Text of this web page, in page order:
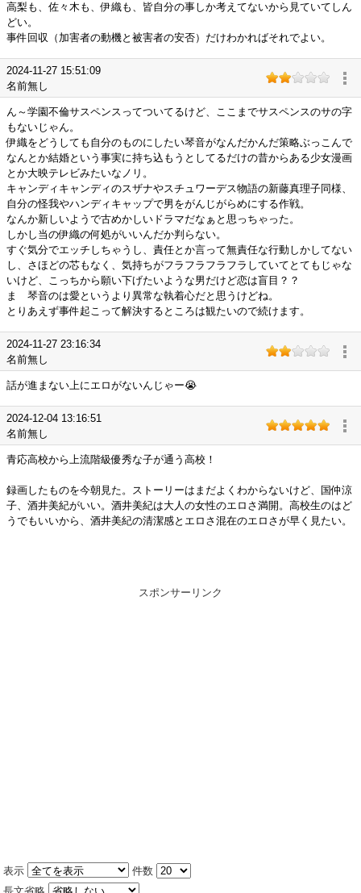
高梨も、佐々木も、伊織も、皆自分の事しか考えてないから見ていてしん
どい。
事件回収（加害者の動機と被害者の安否）だけわかればそれでよい。
2024-11-27 15:51:09
名前無し
ん～学園不倫サスペンスってついてるけど、ここまでサスペンスのサの字
もないじゃん。
伊織をどうしても自分のものにしたい琴音がなんだかんだ策略ぶっこんで
なんとか結婚という事実に持ち込もうとしてるだけの昔からある少女漫画
とか大映テレビみたいなノリ。
キャンディキャンディのスザナやスチュワーデス物語の新藤真理子同様、
自分の怪我やハンディキャップで男をがんじがらめにする作戦。
なんか新しいようで古めかしいドラマだなぁと思っちゃった。
しかし当の伊織の何処がいいんだか判らない。
すぐ気分でエッチしちゃうし、責任とか言って無責任な行動しかしてない
し、さほどの芯もなく、気持ちがフラフラフラフラしていてとてもじゃな
いけど、こっちから願い下げたいような男だけど恋は盲目？？
ま 琴音のは愛というより異常な執着心だと思うけどね。
とりあえず事件起こって解決するところは観たいので続けます。
2024-11-27 23:16:34
名前無し
話が進まない上にエロがないんじゃー😭
2024-12-04 13:16:51
名前無し
青応高校から上流階級優秀な子が通う高校！
録画したものを今朝見た。ストーリーはまだよくわからないけど、国仲涼
子、酒井美紀がいい。酒井美紀は大人の女性のエロさ満開。高校生のはど
うでもいいから、酒井美紀の清潔感とエロさ混在のエロさが早く見たい。
スポンサーリンク
表示
件数